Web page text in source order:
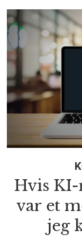
Hvis
var et
jeg